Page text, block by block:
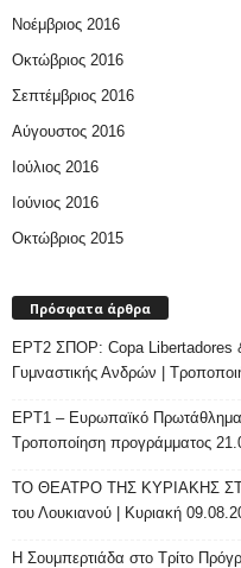
Νοέμβριος 2016
Οκτώβριος 2016
Σεπτέμβριος 2016
Αύγουστος 2016
Ιούλιος 2016
Ιούνιος 2016
Οκτώβριος 2015
Πρόσφατα άρθρα
ΕΡΤ2 ΣΠΟΡ: Copa Libertadores
Γυμναστικής Ανδρών |
ΕΡΤ1 – Ευρωπαϊκό
Τροποποίηση προγράμματος
ΤΟ ΘΕΑΤΡΟ ΤΗΣ ΚΥΡΙΑΚΗΣ
του Λουκιανού | Κυριακή
H Σουμπερτιάδα στο Τρίτο